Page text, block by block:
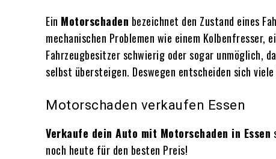
Ein Motorschaden bezeichnet den Zustand eines
mechanischen Problemen wie einem
Fahrzeugbesitzer schwierig oder sogar unmöglich,
selbst übersteigen. Deswegen entscheiden sich
Motorschaden verkaufen Essen
Verkaufe dein Auto mit Motorschaden in Essen
noch heute für den besten Preis!